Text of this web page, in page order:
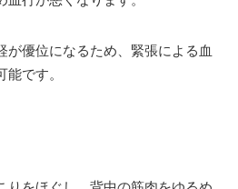
が優位になるため、緊張による血
です。